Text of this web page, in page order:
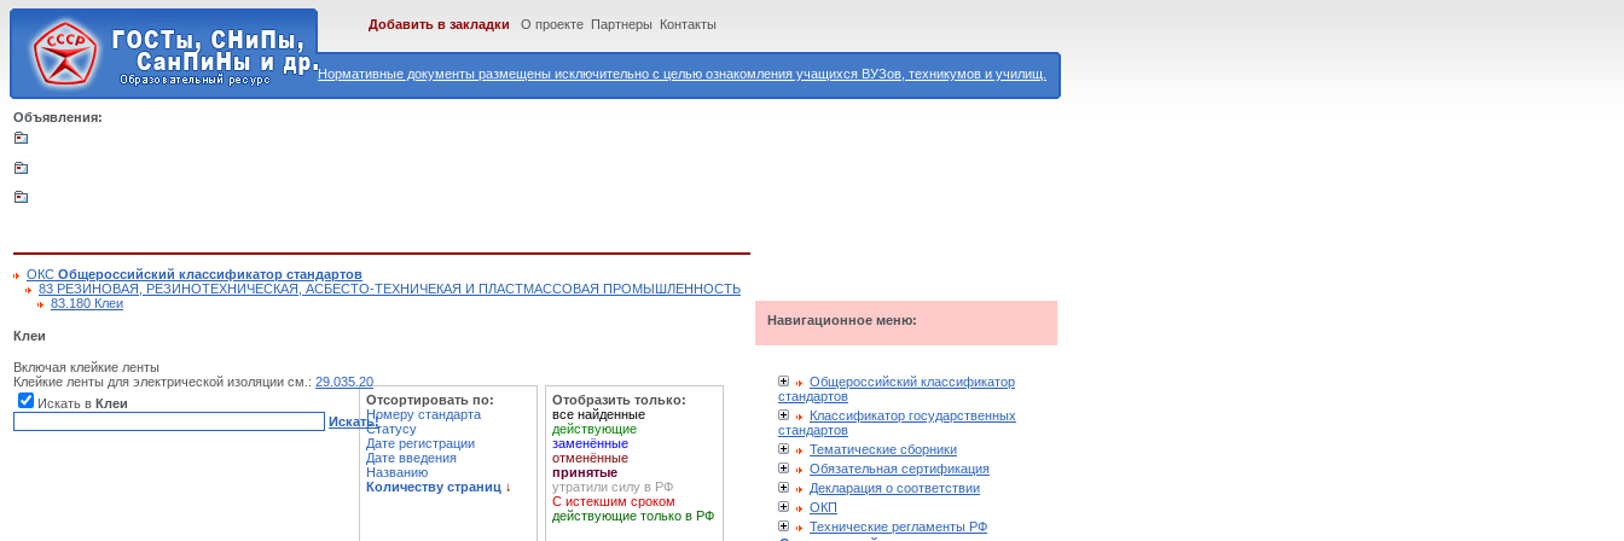
Нормативные документы размещены исключительно с целью ознакомления учащихся ВУЗов, техникумов и училищ.
Добавить в закладки О проекте Партнеры Контакты
Объявления:
ОКС Общероссийский классификатор стандартов
83 РЕЗИНОВАЯ, РЕЗИНОТЕХНИЧЕСКАЯ, АСБЕСТО-ТЕХНИЧЕКАЯ И ПЛАСТМАССОВАЯ ПРОМЫШЛЕННОСТЬ
83.180 Клеи
Клеи
Включая клейкие ленты
Клейкие ленты для электрической изоляции см.: 29.035.20
Искать в Клеи
Искать!
Отсортировать по:
Номеру стандарта
Статусу
Дате регистрации
Дате введения
Названию
Количеству страниц ↓
Отобразить только:
все найденные
действующие
заменённые
отменённые
принятые
утратили силу в РФ
С истекшим сроком
действующие только в РФ
Навигационное меню:
Общероссийский классификатор
стандартов
Классификатор государственных
стандартов
Тематические сборники
Обязательная сертификация
Декларация о соответствии
ОКП
Технические регламенты РФ